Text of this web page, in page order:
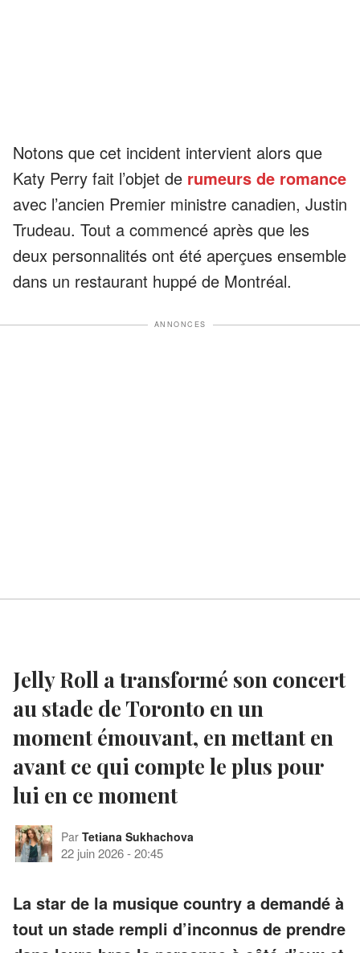
Notons que cet incident intervient alors que
Katy Perry fait l’objet de rumeurs de romance
avec l’ancien Premier ministre canadien, Justin
Trudeau. Tout a commencé après que les
deux personnalités ont été aperçues ensemble
dans un restaurant huppé de Montréal.
ANNONCES
Jelly Roll a transformé son concert
au stade de Toronto en un
moment émouvant, en mettant en
avant ce qui compte le plus pour
lui en ce moment
Par Tetiana Sukhachova
22 juin 2026-20:45
La star de la musique country a demandé à
tout un stade rempli d’inconnus de prendre